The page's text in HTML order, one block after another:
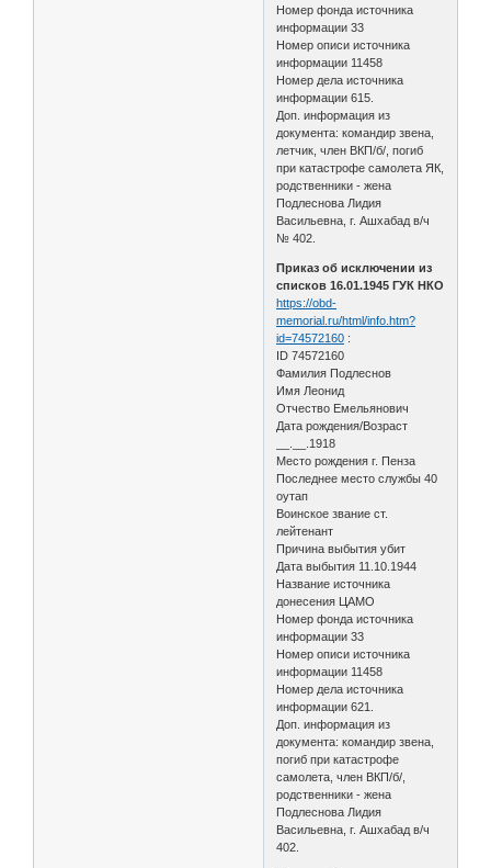
Номер фонда источника
информации 33
Номер описи источника
информации 11458
Номер дела источника
информации 615.
Доп. информация из
документа: командир звена,
летчик, член ВКП/б/, погиб
при катастрофе самолета ЯК,
родственники - жена
Подлеснова Лидия
Васильевна, г. Ашхабад в/ч
№ 402.
Приказ об исключении из
списков 16.01.1945 ГУК НКО
https://obd-
memorial.ru/html/info.htm?
id=74572160 :
ID 74572160
Фамилия Подлеснов
Имя Леонид
Отчество Емельянович
Дата рождения/Возраст
__.__.1918
Место рождения г. Пенза
Последнее место службы 40
оутап
Воинское звание ст.
лейтенант
Причина выбытия убит
Дата выбытия 11.10.1944
Название источника
донесения ЦАМО
Номер фонда источника
информации 33
Номер описи источника
информации 11458
Номер дела источника
информации 621.
Доп. информация из
документа: командир звена,
погиб при катастрофе
самолета, член ВКП/б/,
родственники - жена
Подлеснова Лидия
Васильевна, г. Ашхабад в/ч
402.